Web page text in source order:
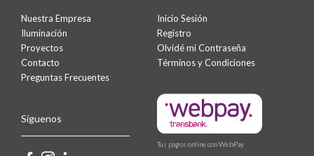
Nuestra Empresa
Iluminación
Proyectos
Contacto
Preguntas Frecuentes
Síguenos
Inicio Sesión
Registro
Olvidé mi Contraseña
Términos y Condiciones
Tus pagos online con WebPay